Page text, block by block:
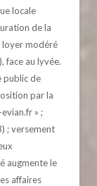
locale
de la
loyer modéré
face au lyvée.
public de
par la
» ;
; versement
augmente le
affaires